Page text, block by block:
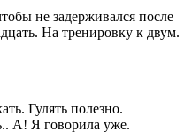
не задерживался после
На тренировку к двум.
Гулять полезно.
А! Я говорила уже.